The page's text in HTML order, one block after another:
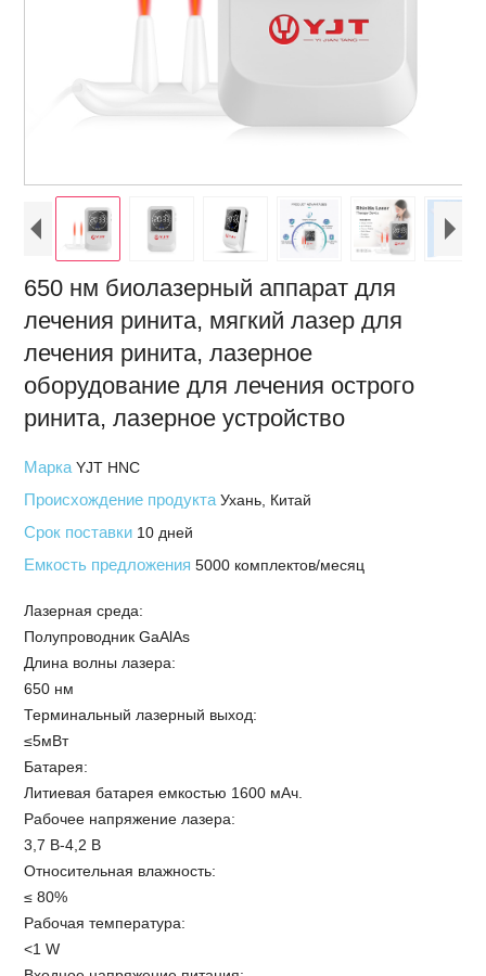
650 нм биолазерный аппарат для
лечения ринита, мягкий лазер для
лечения ринита, лазерное
оборудование для лечения острого
ринита, лазерное устройство
МаркаYJT HNC
Происхождение продуктаУхань, Китай
Срок поставки 10 дней
Емкость предложения5000 комплектов/месяц
Лазерная среда:
Полупроводник GaAlAs
Длина волны лазера:
650 нм
Терминальный лазерный выход:
≤5мВт
Батарея:
Литиевая батарея емкостью 1600 мАч.
Рабочее напряжение лазера:
3,7 В-4,2 В
Относительная влажность:
≤ 80%
Рабочая температура:
<1 W